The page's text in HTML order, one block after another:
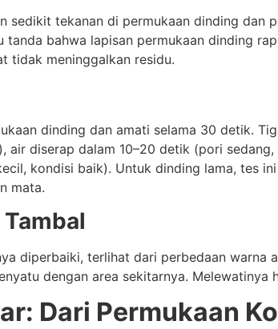
sedikit tekanan di permukaan dinding dan
tanda bahwa lapisan permukaan dinding
tidak meninggalkan residu.
dinding dan amati selama 30 detik.
air diserap dalam 10–20 detik (pori
kondisi baik). Untuk dinding lama, tes
mata.
diperbaiki, terlihat dari perbedaan warna
dengan area sekitarnya.
Dari Permukaan